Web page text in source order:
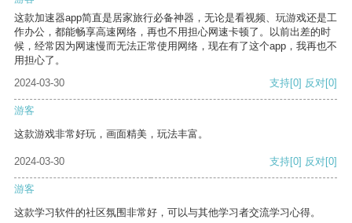
这款加速器app简直是居家旅行必备神器，无论是看视频、玩游戏还是工
作办公，都能畅享高速网络，再也不用担心网速卡顿了。以前出差的时
候，经常因为网速慢而无法正常使用网络，现在有了这个app，我再也不
用担心了。
2024-03-30
支持[0] 反对[0]
游客
这款游戏非常好玩，画面精美，玩法丰富。
2024-03-30 支持[0] 反对[0]
游客
这款学习软件的社区氛围非常好，可以与其他学习者交流学习心得。